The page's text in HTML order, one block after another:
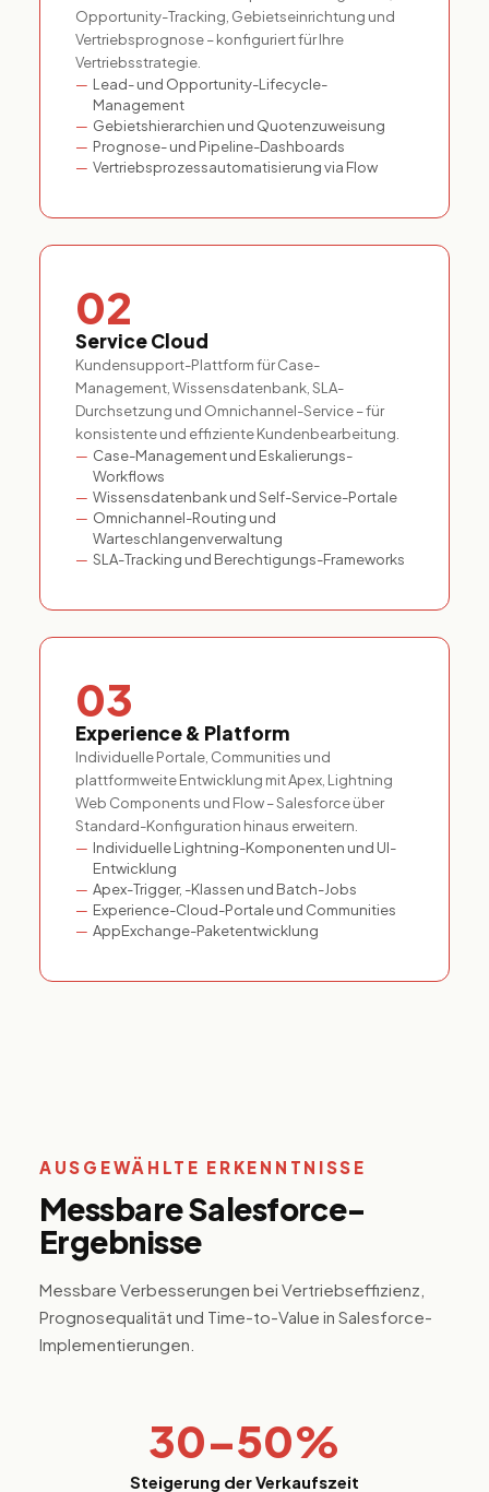
Opportunity-Tracking, Gebietseinrichtung und
Vertriebsprognose – konfiguriert für Ihre
Vertriebsstrategie.
Lead- und Opportunity-Lifecycle-
Management
Gebietshierarchien und Quotenzuweisung
Prognose- und Pipeline-Dashboards
Vertriebsprozessautomatisierung via Flow
02
Service Cloud
Kundensupport-Plattform für Case-
Management, Wissensdatenbank, SLA-
Durchsetzung und Omnichannel-Service – für
konsistente und effiziente Kundenbearbeitung.
Case-Management und Eskalierungs-
Workflows
Wissensdatenbank und Self-Service-Portale
Omnichannel-Routing und
Warteschlangenverwaltung
SLA-Tracking und Berechtigungs-Frameworks
03
Experience & Platform
Individuelle Portale, Communities und
plattformweite Entwicklung mit Apex, Lightning
Web Components und Flow – Salesforce über
Standard-Konfiguration hinaus erweitern.
Individuelle Lightning-Komponenten und UI-
Entwicklung
Apex-Trigger, -Klassen und Batch-Jobs
Experience-Cloud-Portale und Communities
AppExchange-Paketentwicklung
AUSGEWÄHLTE ERKENNTNISSE
Messbare Salesforce-
Ergebnisse
Messbare Verbesserungen bei Vertriebseffizienz,
Prognosequalität und Time-to-Value in Salesforce-
Implementierungen.
30–50%
Steigerung der Verkaufszeit